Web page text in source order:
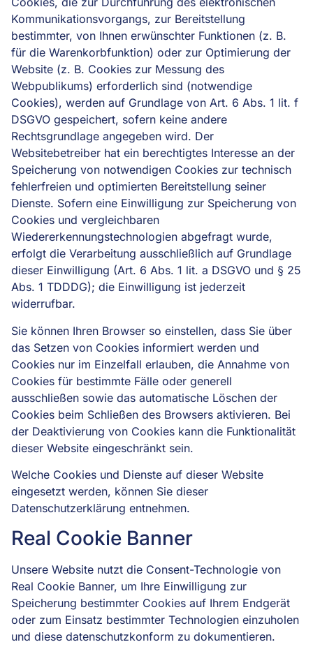
Kommunikationsvorgangs, zur Bereitstellung
bestimmter, von Ihnen erwünschter Funktionen (z. B.
für die Warenkorbfunktion) oder zur Optimierung der
Website (z. B. Cookies zur Messung des
Webpublikums) erforderlich sind (notwendige
Cookies), werden auf Grundlage von Art. 6 Abs. 1 lit. f
DSGVO gespeichert, sofern keine andere
Rechtsgrundlage angegeben wird. Der
Websitebetreiber hat ein berechtigtes Interesse an der
Speicherung von notwendigen Cookies zur technisch
fehlerfreien und optimierten Bereitstellung seiner
Dienste. Sofern eine Einwilligung zur Speicherung von
Cookies und vergleichbaren
Wiedererkennungstechnologien abgefragt wurde,
erfolgt die Verarbeitung ausschließlich auf Grundlage
dieser Einwilligung (Art. 6 Abs. 1 lit. a DSGVO und § 25
Abs. 1 TDDDG); die Einwilligung ist jederzeit
widerrufbar.
Sie können Ihren Browser so einstellen, dass Sie über
das Setzen von Cookies informiert werden und
Cookies nur im Einzelfall erlauben, die Annahme von
Cookies für bestimmte Fälle oder generell
ausschließen sowie das automatische Löschen der
Cookies beim Schließen des Browsers aktivieren. Bei
der Deaktivierung von Cookies kann die Funktionalität
dieser Website eingeschränkt sein.
Welche Cookies und Dienste auf dieser Website
eingesetzt werden, können Sie dieser
Datenschutzerklärung entnehmen.
Real Cookie Banner
Unsere Website nutzt die Consent-Technologie von
Real Cookie Banner, um Ihre Einwilligung zur
Speicherung bestimmter Cookies auf Ihrem Endgerät
oder zum Einsatz bestimmter Technologien einzuholen
und diese datenschutzkonform zu dokumentieren.